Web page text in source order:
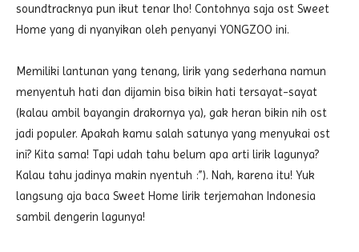
soundtracknya pun ikut tenar lho! Contohnya saja ost Sweet
Home yang di nyanyikan oleh penyanyi YONGZOO ini.
Memiliki lantunan yang tenang, lirik yang sederhana namun
menyentuh hati dan dijamin bisa bikin hati tersayat-sayat
(kalau ambil bayangin drakornya ya), gak heran bikin nih ost
jadi populer. Apakah kamu salah satunya yang menyukai ost
ini? Kita sama! Tapi udah tahu belum apa arti lirik lagunya?
Kalau tahu jadinya makin nyentuh :”). Nah, karena itu! Yuk
langsung aja baca Sweet Home lirik terjemahan Indonesia
sambil dengerin lagunya!